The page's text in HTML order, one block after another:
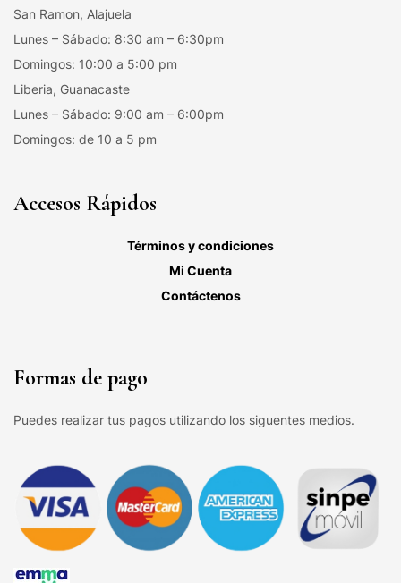
San Ramon, Alajuela
Lunes – Sábado: 8:30 am – 6:30pm
Domingos: 10:00 a 5:00 pm
Liberia, Guanacaste
Lunes – Sábado: 9:00 am – 6:00pm
Domingos: de 10 a 5 pm
Accesos Rápidos
Términos y condiciones
Mi Cuenta
Contáctenos
Formas de pago
Puedes realizar tus pagos utilizando los siguentes medios.